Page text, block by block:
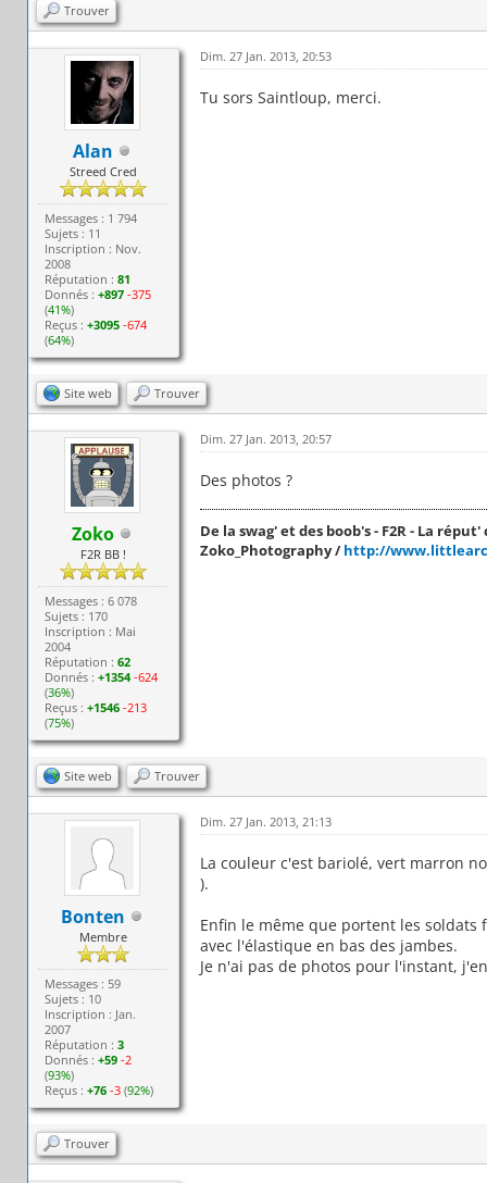
Trouver
Alan
Streed Cred
Messages : 1 794
Sujets : 11
Inscription : Nov.
2008
Réputation :81
Donnés :+897 -375
(41%)
Reçus :+3095 -674
(64%)
Dim. 27 Jan. 2013, 20:53
Tu sors Saintloup, merci.
Site web Trouver
Zoko
F2R BB !
Messages : 6 078
Sujets : 170
Inscription : Mai
2004
Réputation :62
Donnés :+1354 -624
(36%)
Reçus :+1546 -213
(75%)
Dim. 27 Jan. 2013, 20:57
Des photos ?
De la swag' et des boob's - F2R - La réput'
Zoko_Photography /http://
Site web Trouver
Bonten
Membre
Messages : 59
Sujets : 10
Inscription : Jan.
2007
Réputation :3
Donnés :+59 -2
(93%)
Reçus :+76 -3 (92%)
Dim. 27 Jan. 2013, 21:13
La couleur c'est bariolé, vert marron
).
Enfin le même que portent les soldats
avec l'élastique en bas des jambes.
Je n'ai pas de photos pour l'instant,
Trouver